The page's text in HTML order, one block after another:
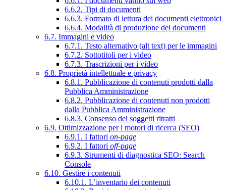
6.6.2. Tipi di documenti
6.6.3. Formato di lettura dei documenti elettronici
6.6.4. Modalità di produzione dei documenti
6.7. Immagini e video
6.7.1. Testo alternativo (alt text) per le immagini
6.7.2. Sottotitoli per i video
6.7.3. Trascrizioni per i video
6.8. Proprietà intellettuale e privacy
6.8.1. Pubblicazione di contenuti prodotti dalla
Pubblica Amministrazione
6.8.2. Pubblicazione di contenuti non prodotti
dalla Pubblica Amministrazione
6.8.3. Consenso dei soggetti ritratti
6.9. Ottimizzazione per i motori di ricerca (SEO)
6.9.1. I fattori on-page
6.9.2. I fattori off-page
6.9.3. Strumenti di diagnostica SEO: Search
Console
6.10. Gestire i contenuti
6.10.1. L’inventario dei contenuti